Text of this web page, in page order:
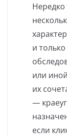
Нередко
и
или
их
—
если